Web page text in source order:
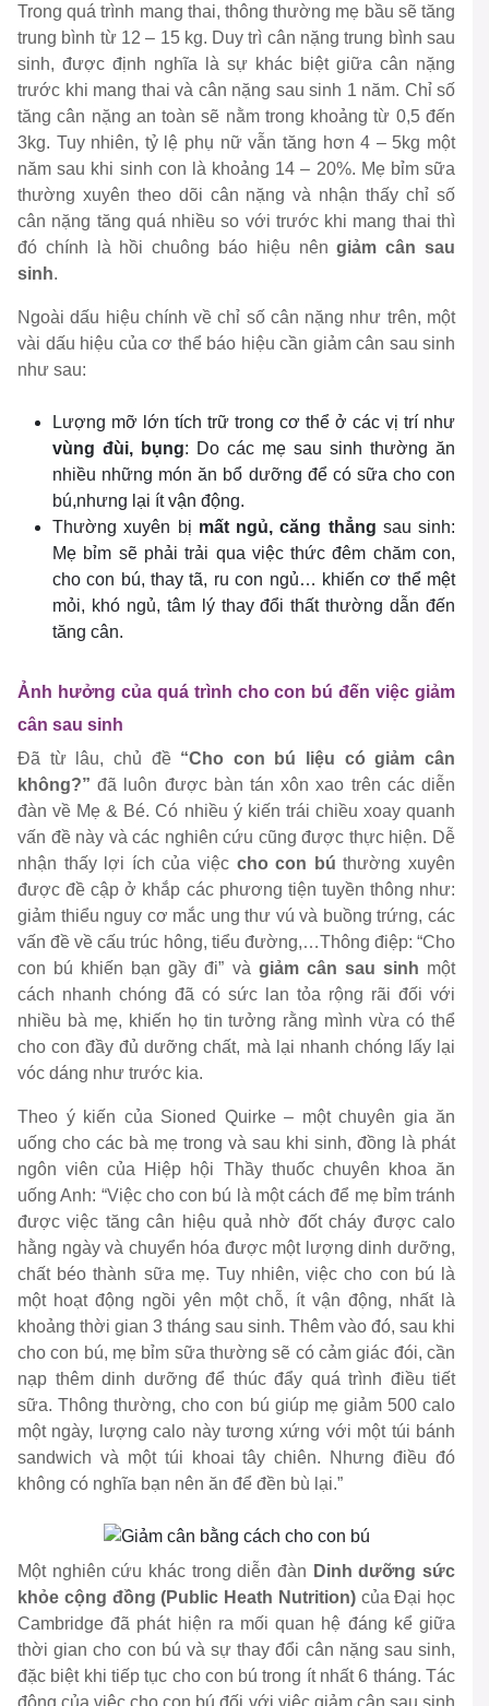
Trong quá trình mang thai, thông thường mẹ bầu sẽ tăng
trung bình từ 12 – 15 kg. Duy trì cân nặng trung bình sau
sinh, được định nghĩa là sự khác biệt giữa cân nặng
trước khi mang thai và cân nặng sau sinh 1 năm. Chỉ số
tăng cân nặng an toàn sẽ nằm trong khoảng từ 0,5 đến
3kg. Tuy nhiên, tỷ lệ phụ nữ vẫn tăng hơn 4 – 5kg một
năm sau khi sinh con là khoảng 14 – 20%. Mẹ bỉm sữa
thường xuyên theo dõi cân nặng và nhận thấy chỉ số
cân nặng tăng quá nhiều so với trước khi mang thai thì
đó chính là hồi chuông báo hiệu nêngiảm cân sau
sinh.
Ngoài dấu hiệu chính về chỉ số cân nặng như trên, một
vài dấu hiệu của cơ thể báo hiệu cần giảm cân sau sinh
như sau:
Lượng mỡ lớn tích trữ trong cơ thể ở các vị trí như
vùng đùi, bụng: Do các mẹ sau sinh thường ăn
nhiều những món ăn bổ dưỡng để có sữa cho con
bú,nhưng lại ít vận động.
Thường xuyên bị mất ngủ, căng thẳng sau sinh:
Mẹ bỉm sẽ phải trải qua việc thức đêm chăm con,
cho con bú, thay tã, ru con ngủ… khiến cơ thể mệt
mỏi, khó ngủ, tâm lý thay đổi thất thường dẫn đến
tăng cân.
Ảnh hưởng của quá trình cho con bú đến việc giảm
cân sau sinh
Đã từ lâu, chủ đề “Cho con bú liệu có giảm cân
không?” đã luôn được bàn tán xôn xao trên các diễn
đàn về Mẹ & Bé. Có nhiều ý kiến trái chiều xoay quanh
vấn đề này và các nghiên cứu cũng được thực hiện. Dễ
nhận thấy lợi ích của việc cho con bú thường xuyên
được đề cập ở khắp các phương tiện tuyền thông như:
giảm thiểu nguy cơ mắc ung thư vú và buồng trứng, các
vấn đề về cấu trúc hông, tiểu đường,…Thông điệp:“Cho
con bú khiến bạn gầy đi” và giảm cân sau sinh một
cách nhanh chóng đã có sức lan tỏa rộng rãi đối với
nhiều bà mẹ, khiến họ tin tưởng rằng mình vừa có thể
cho con đầy đủ dưỡng chất, mà lại nhanh chóng lấy lại
vóc dáng như trước kia.
Theo ý kiến của Sioned Quirke– một chuyên gia ăn
uống cho các bà mẹ trong và sau khi sinh, đồng là phát
ngôn viên của Hiệp hội Thầy thuốc chuyên khoa ăn
uống Anh: “Việc cho con bú là một cách để mẹ bỉm tránh
được việc tăng cân hiệu quả nhờ đốt cháy được calo
hằng ngày và chuyển hóa được một lượng dinh dưỡng,
chất béo thành sữa mẹ. Tuy nhiên, việc cho con bú là
một hoạt động ngồi yên một chỗ, ít vận động, nhất là
khoảng thời gian 3 tháng sau sinh. Thêm vào đó, sau khi
cho con bú, mẹ bỉm sữa thường sẽ có cảm giác đói, cần
nạp thêm dinh dưỡng để thúc đẩy quá trình điều tiết
sữa. Thông thường, cho con bú giúp mẹ giảm 500 calo
một ngày, lượng calo này tương xứng với một túi bánh
sandwich và một túi khoai tây chiên. Nhưng điều đó
không có nghĩa bạn nên ăn để đền bù lại.”
Một nghiên cứu khác trong diễn đàn Dinh dưỡng sức
khỏe cộng đồng (Public Heath Nutrition)của Đại học
Cambridge đã phát hiện ra mối quan hệ đáng kể giữa
thời gian cho con bú và sự thay đổi cân nặng sau sinh,
đặc biệt khi tiếp tục cho con bú trong ít nhất 6 tháng. Tác